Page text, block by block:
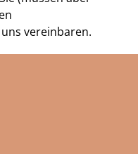
vereinbaren.